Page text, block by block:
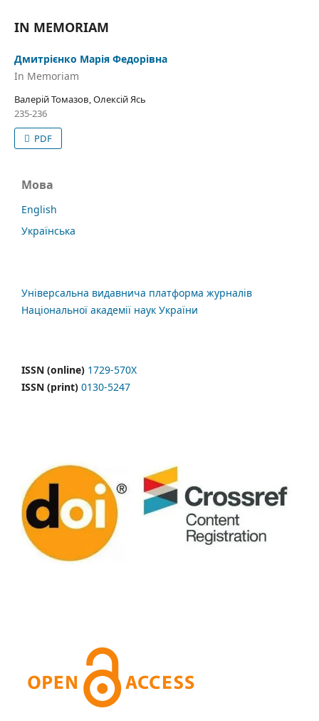
IN MEMORIAM
Дмитрієнко Марія Федорівна
In Memoriam
Валерій Томазов, Олексій Ясь
235-236
PDF
Мова
English
Українська
Універсальна видавнича платформа журналів
Національної академії наук України
ISSN (online) 1729-570X
ISSN (print) 0130-5247